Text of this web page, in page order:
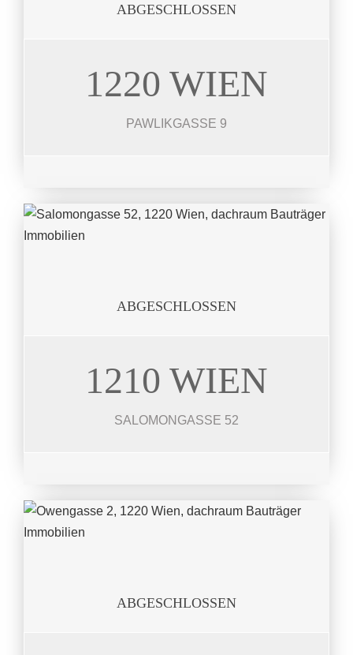
ABGESCHLOSSEN
1220 WIEN
PAWLIKGASSE 9
PAWLIKG.
ABGESCHLOSSEN
1210 WIEN
SALOMONGASSE 52
SALOMONG.
ABGESCHLOSSEN